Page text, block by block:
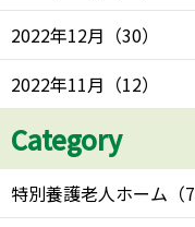
2022年12月 （30）
2022年11月 （12）
Category
特別養護老人ホーム （